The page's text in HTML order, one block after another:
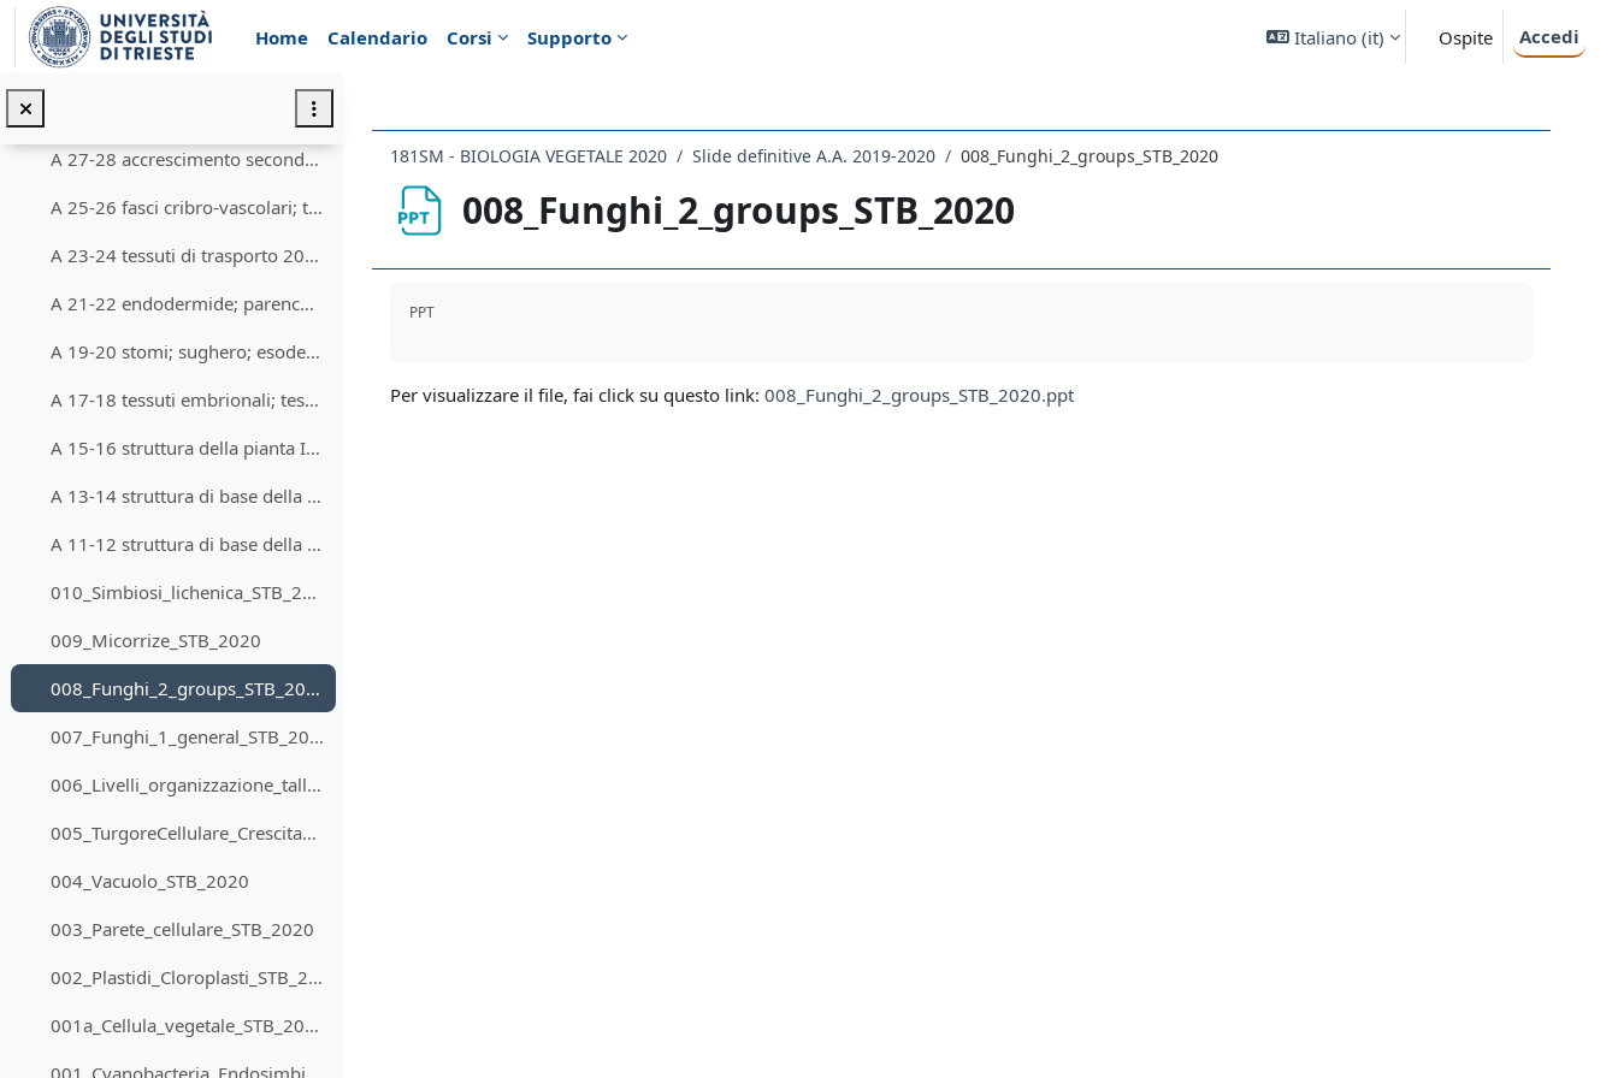
Vai al contenuto principale
Home
Calendario Corsi Supporto Italiano ‎(it)‎ Ospite Accedi
A 29-30 libro secondario; monocotiledoni pseudoarboree; radice primaria e secondaria 2020 04 30
A 27-28 accrescimento secondario in spessore del fusto 2020 04 29
A 25-26 fasci cribro-vascolari; teoria della stele 2020 04 28
A 23-24 tessuti di trasporto 2020 04 24
A 21-22 endodermide; parenchimi; tessuti di sostegno 2020 04 22
A 19-20 stomi; sughero; esoderma 2020 04 21
A 17-18 tessuti embrionali; tessuti tegumentali - rizo- ed epidermide con annessi 2020 04 20
A 15-16 struttura della pianta III; forme biologiche e di crescita 2020 04 17
A 13-14 struttura di base della pianta II 2020 04 16
A 11-12 struttura di base della pianta I 2020 04 15
010_Simbiosi_lichenica_STB_2020
009_Micorrize_STB_2020
008_Funghi_2_groups_STB_2020
007_Funghi_1_general_STB_2020
006_Livelli_organizzazione_tallofite_STB_2020
005_TurgoreCellulare_CrescitaAcida_STB_2020
004_Vacuolo_STB_2020
003_Parete_cellulare_STB_2020
002_Plastidi_Cloroplasti_STB_2020
001a_Cellula_vegetale_STB_2020
181SM - BIOLOGIA VEGETALE 2020 Slide definitive A.A. 2019-2020 008_Funghi_2_groups_STB_2020
008_Funghi_2_groups_STB_2020
PPT
Per visualizzare il file, fai click su questo link: 008_Funghi_2_groups_STB_2020.ppt